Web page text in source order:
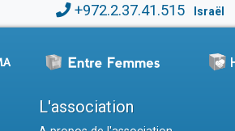
+972.2.37.41.515 Israël
L'association